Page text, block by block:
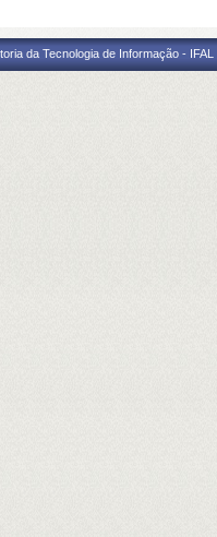
da Tecnologia de Informação -